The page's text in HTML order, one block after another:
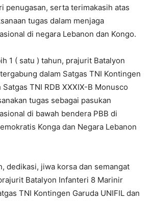
penugasan, serta terimakasih atas
tugas dalam menjaga
di negara Lebanon dan Kongo.
1 ( satu ) tahun, prajurit Batalyon
dalam Satgas TNI Kontingen
Satgas TNI RDB XXXIX-B Monusco
tugas sebagai pasukan
di bawah bendera PBB di
Konga dan Negara Lebanon
dedikasi, jiwa korsa dan semangat
Batalyon Infanteri 8 Marinir
TNI Kontingen Garuda UNIFIL dan